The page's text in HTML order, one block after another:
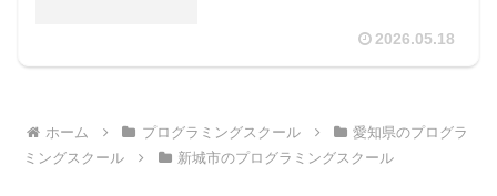
2026.05.18
ホーム プログラミングスクール
愛知県のプログラ
ミングスクール
新城市のプログラミングスクール